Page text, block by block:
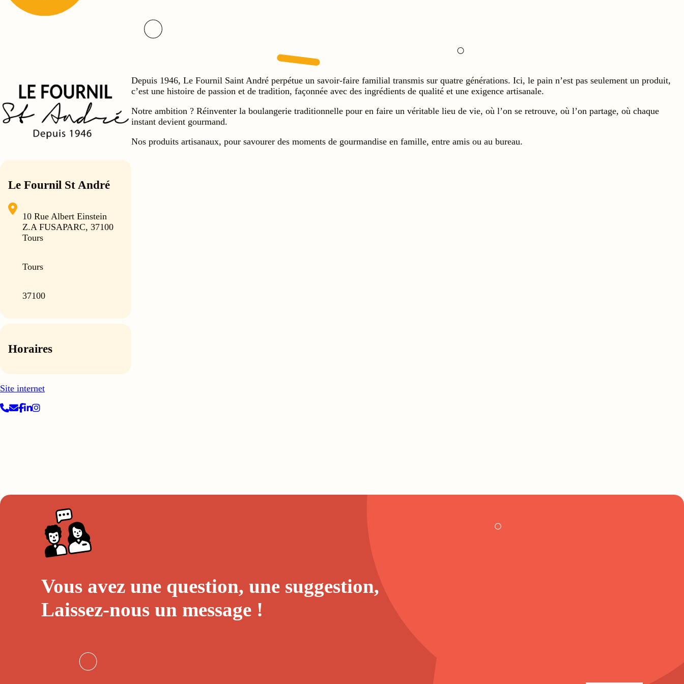
Le Fournil St André
10 Rue Albert Einstein
Z.A FUSAPARC, 37100
Tours
Tours
37100
Horaires
Site internet
Depuis 1946, Le Fournil Saint André perpétue un savoir-faire familial transmis sur quatre générations. Ici, le pain n’est pas seulement un produit,
c’est une histoire de passion et de tradition, façonnée avec des ingrédients de qualité et une exigence artisanale.
Notre ambition ? Réinventer la boulangerie traditionnelle pour en faire un véritable lieu de vie, où l’on se retrouve, où l’on partage, où chaque
instant devient gourmand.
Nos produits artisanaux, pour savourer des moments de gourmandise en famille, entre amis ou au bureau.
Vous avez une question, une suggestion,
Laissez-nous un message!